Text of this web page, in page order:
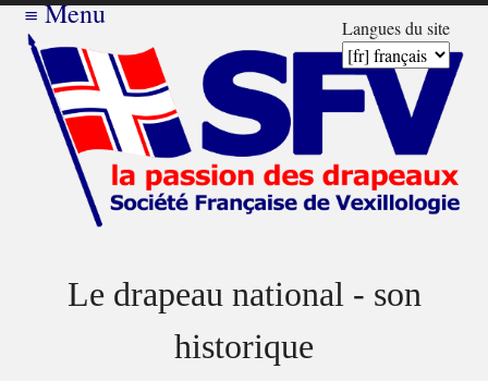
Langues du site
≡Menu
Le drapeau national - son
historique